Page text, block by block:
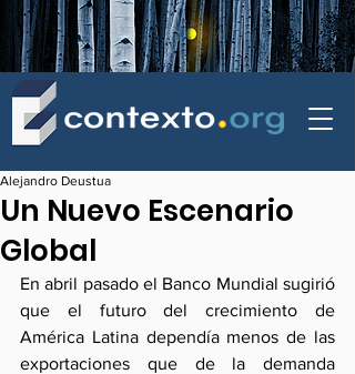
Un Nuevo Escenario
Global
Alejandro Deustua
En abril pasado el Banco Mundial sugirió
que el futuro del crecimiento de
América Latina dependía menos de las
exportaciones que de la demanda